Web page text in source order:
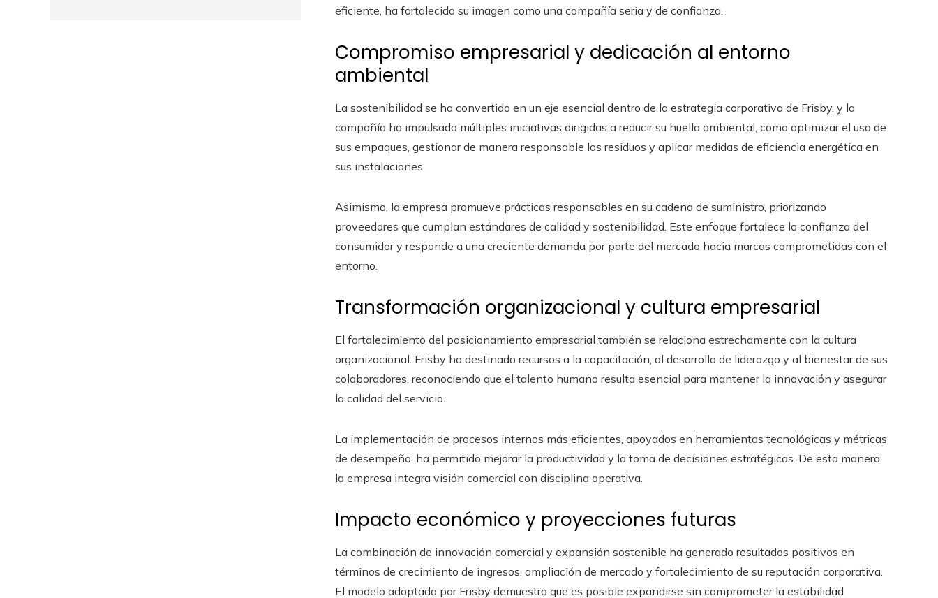
eficiente, ha fortalecido su imagen como una compañía seria y de confianza.
Compromiso empresarial y dedicación al entorno
ambiental
La sostenibilidad se ha convertido en un eje esencial dentro de la estrategia corporativa de Frisby, y la
compañía ha impulsado múltiples iniciativas dirigidas a reducir su huella ambiental, como optimizar el uso de
sus empaques, gestionar de manera responsable los residuos y aplicar medidas de eficiencia energética en
sus instalaciones.
Asimismo, la empresa promueve prácticas responsables en su cadena de suministro, priorizando
proveedores que cumplan estándares de calidad y sostenibilidad. Este enfoque fortalece la confianza del
consumidor y responde a una creciente demanda por parte del mercado hacia marcas comprometidas con el
entorno.
Transformación organizacional y cultura empresarial
El fortalecimiento del posicionamiento empresarial también se relaciona estrechamente con la cultura
organizacional. Frisby ha destinado recursos a la capacitación, al desarrollo de liderazgo y al bienestar de sus
colaboradores, reconociendo que el talento humano resulta esencial para mantener la innovación y asegurar
la calidad del servicio.
La implementación de procesos internos más eficientes, apoyados en herramientas tecnológicas y métricas
de desempeño, ha permitido mejorar la productividad y la toma de decisiones estratégicas. De esta manera,
la empresa integra visión comercial con disciplina operativa.
Impacto económico y proyecciones futuras
La combinación de innovación comercial y expansión sostenible ha generado resultados positivos en
términos de crecimiento de ingresos, ampliación de mercado y fortalecimiento de su reputación corporativa.
El modelo adoptado por Frisby demuestra que es posible expandirse sin comprometer la estabilidad